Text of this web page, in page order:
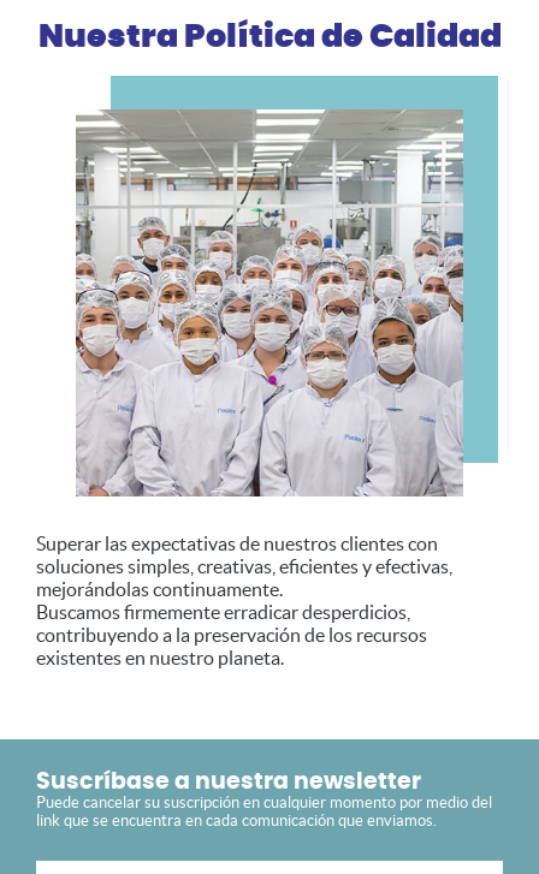
Nuestra Política de Calidad
Superar las expectativas de nuestros clientes con
soluciones simples, creativas, eficientes y efectivas,
mejorándolas continuamente.
Buscamos firmemente erradicar desperdicios,
contribuyendo a la preservación de los recursos
existentes en nuestro planeta.
Suscríbase a nuestra newsletter
Puede cancelar su suscripción en cualquier momento por medio del
link que se encuentra en cada comunicación que enviamos.